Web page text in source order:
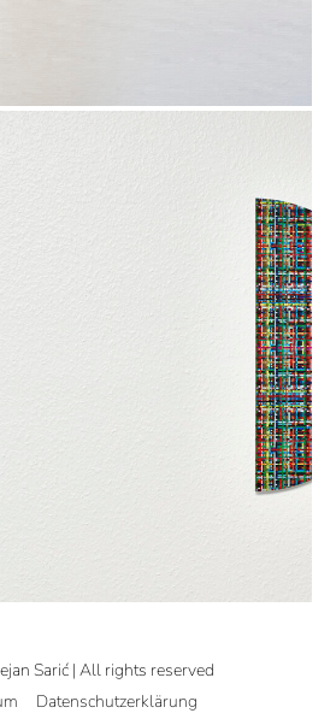
Sarić | All rights reserved
Datenschutzerklärung